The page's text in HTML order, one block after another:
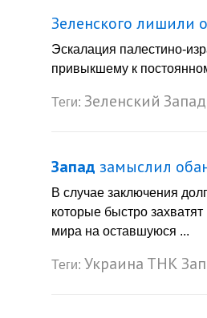
Зеленского лишили
Эскалация палестино-
привыкшему к
Теги: Зеленский Запад
Запад замыслил
В случае заключения
которые быстро
мира на оставшуюся ...
Теги: Украина ТНК